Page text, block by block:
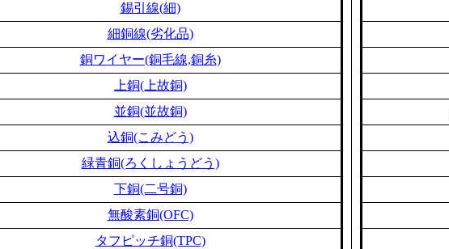
錫引線(細)
細銅線(劣化品)
銅ワイヤー(銅毛線,銅糸)
上銅(上故銅)
並銅(並故銅)
込銅(こみどう)
緑青銅(ろくしょうどう)
下銅(二号銅)
無酸素銅(OFC)
タフピッチ銅(TPC)